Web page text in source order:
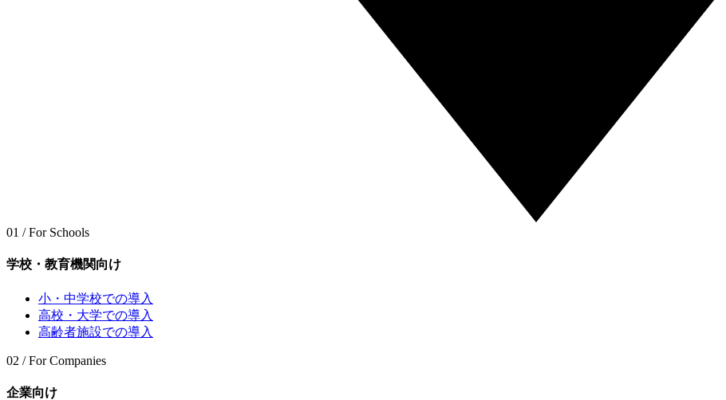
01 / For Schools
学校・教育機関向け
小・中学校での導入
高校・大学での導入
高齢者施設での導入
02 / For Companies
企業向け